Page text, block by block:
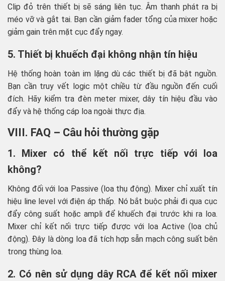
Clip đỏ trên thiết bị sẽ sáng liên tục. Âm thanh phát ra bị
méo vỡ và gắt tai. Bạn cần giảm fader tổng của mixer hoặc
giảm gain trên mặt cục đẩy ngay.
5. Thiết bị khuếch đại không nhận tín hiệu
Hệ thống hoàn toàn im lặng dù các thiết bị đã bật nguồn.
Bạn cần truy vết logic một chiều từ đầu nguồn đến cuối
đích. Hãy kiểm tra đèn meter mixer, dây tín hiệu đầu vào
đẩy và hệ thống cáp loa ngoài thực địa.
VIII. FAQ – Câu hỏi thường gặp
1. Mixer có thể kết nối trực tiếp với loa
không?
Không đối với loa Passive (loa thụ động). Mixer chỉ xuất tín
hiệu line level với điện áp thấp. Nó bắt buộc phải đi qua cục
đẩy công suất hoặc ampli để khuếch đại trước khi ra loa.
Mixer chỉ kết nối trực tiếp được với loa Active (loa chủ
động). Đây là dòng loa đã tích hợp sẵn mạch công suất bên
trong thùng loa.
2. Có nên sử dụng dây RCA để kết nối mixer